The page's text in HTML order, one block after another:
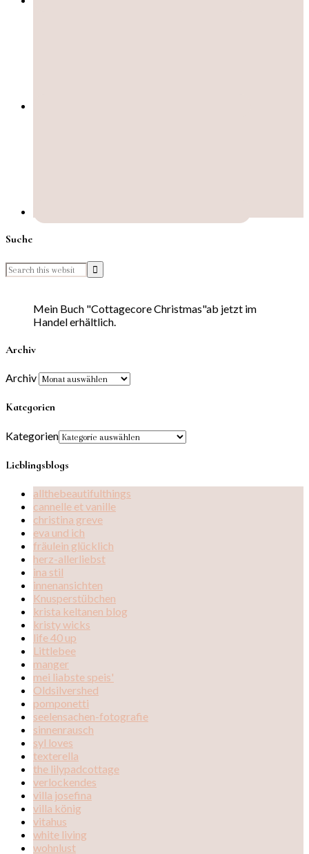
Suche
Mein Buch "Cottagecore Christmas"ab jetzt im
Handel erhältlich.
Archiv
Archiv
Kategorien
Kategorien
Lieblingsblogs
allthebeautifulthings
cannelle et vanille
christina greve
eva und ich
fräulein glücklich
herz-allerliebst
ina stil
innenansichten
Knusperstübchen
krista keltanen blog
kristy wicks
life 40 up
Littlebee
manger
mei liabste speis'
Oldsilvershed
pomponetti
seelensachen-fotografie
sinnenrausch
syl loves
texterella
the lilypadcottage
verlockendes
villa josefina
villa könig
vitahus
white living
wohnlust